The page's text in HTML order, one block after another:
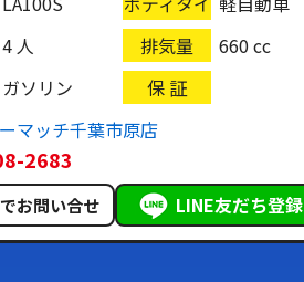
プ
4 人
排気量
660 cc
ガソリン
保 証
マッチ千葉市原店
2683
お問い合せ LINE友だち登録